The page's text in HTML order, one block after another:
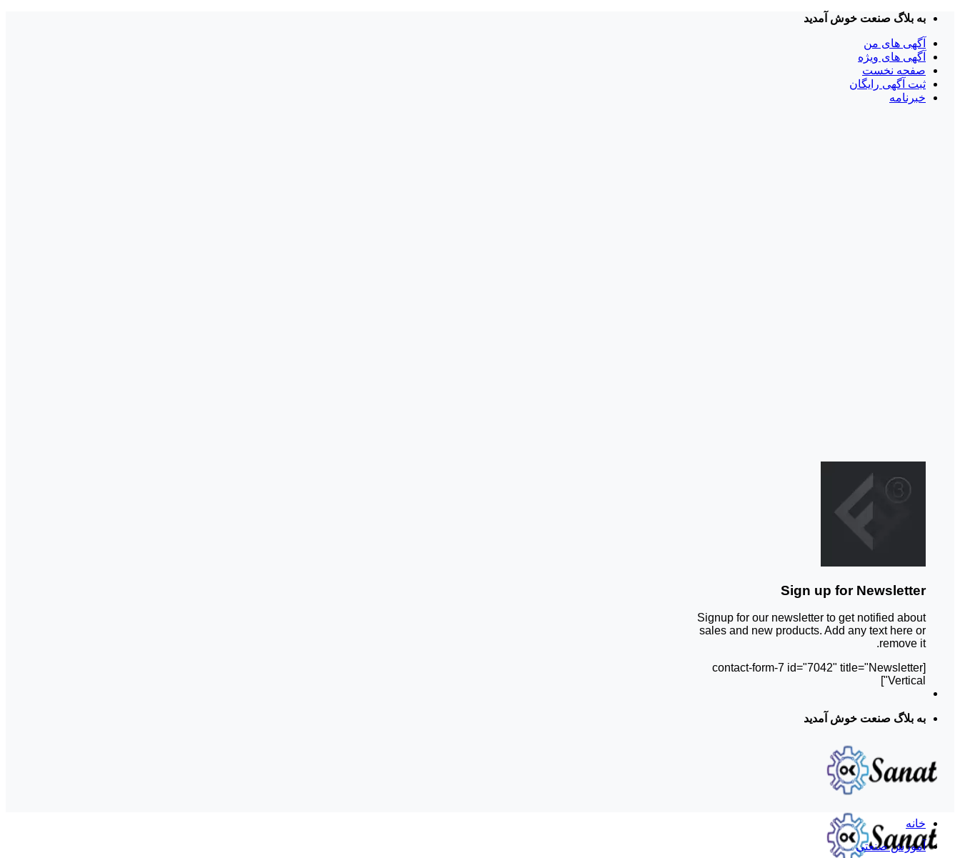
Skip
content
به بلاگ صنعت خوش آمدید
آگهی های من
آگهی های ویژه
صفحه نخست
ثبت آگهی رایگان
خبرنامه
Sign up for Newsletter
Signup for our newsletter to get notified about
sales and new products. Add any text here or
remove it.
[contact-form-7 id="7042" title="Newsletter
Vertical"]
به بلاگ صنعت خوش آمدید
خانه
آموزش صنعتی